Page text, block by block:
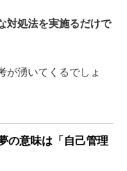
対処法を実施るだけで
が湧いてくるでしょ
の意味は「自己管理